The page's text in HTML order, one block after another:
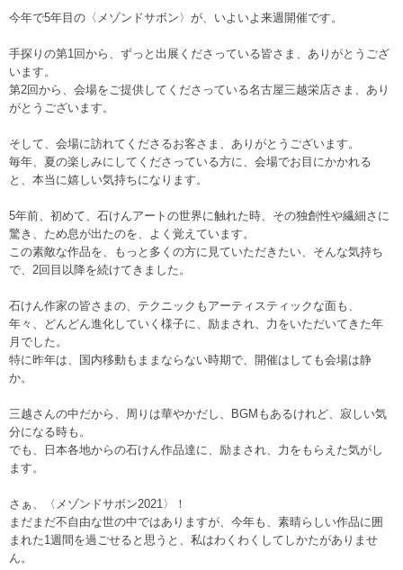
今年で5年目の〈メゾンドサボン〉が、いよいよ来週開催です。
手探りの第1回から、ずっと出展くださっている皆さま、ありがとうござ
います。
第2回から、会場をご提供してくださっている名古屋三越栄店さま、あり
がとうございます。
そして、会場に訪れてくださるお客さま、ありがとうございます。
毎年、夏の楽しみにしてくださっている方に、会場でお目にかかれる
と、本当に嬉しい気持ちになります。
5年前、初めて、石けんアートの世界に触れた時、その独創性や繊細さに
驚き、ため息が出たのを、よく覚えています。
この素敵な作品を、もっと多くの方に見ていただきたい、そんな気持ち
で、2回目以降を続けてきました。
石けん作家の皆さまの、テクニックもアーティスティックな面も、
年々、どんどん進化していく様子に、励まされ、力をいただいてきた年
月でした。
特に昨年は、国内移動もままならない時期で、開催はしても会場は静
か。
三越さんの中だから、周りは華やかだし、BGMもあるけれど、寂しい気
分になる時も。
でも、日本各地からの石けん作品達に、励まされ、力をもらえた気がし
ます。
さぁ、〈メゾンドサボン2021〉！
まだまだ不自由な世の中ではありますが、今年も、素晴らしい作品に囲
まれた1週間を過ごせると思うと、私はわくわくしてしかたがありませ
ん。